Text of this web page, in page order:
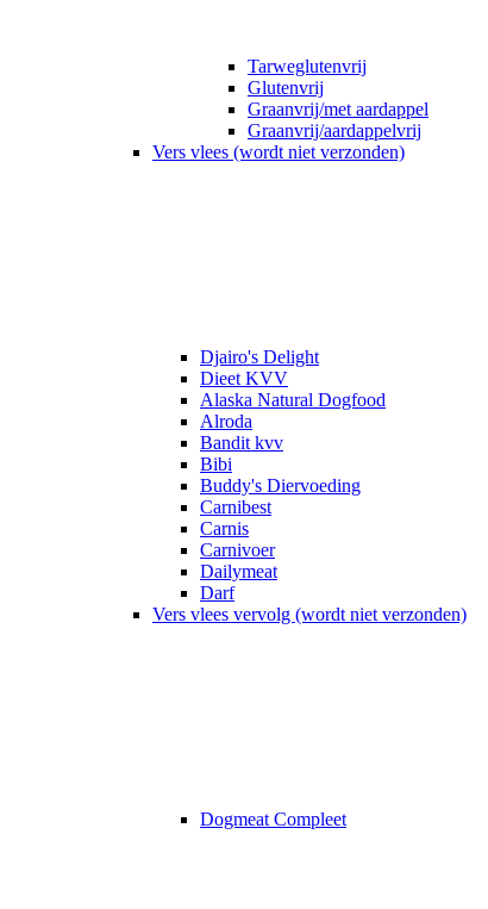
Tarweglutenvrij
Glutenvrij
Graanvrij/met aardappel
Graanvrij/aardappelvrij
Vers vlees (wordt niet verzonden)
Djairo's Delight
Dieet KVV
Alaska Natural Dogfood
Alroda
Bandit kvv
Bibi
Buddy's Diervoeding
Carnibest
Carnis
Carnivoer
Dailymeat
Darf
Vers vlees vervolg (wordt niet verzonden)
Dogmeat Compleet